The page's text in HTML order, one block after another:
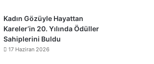
Kadın Gözüyle Hayattan
Kareler’in 20. Yılında Ödüller
Sahiplerini Buldu
17 Haziran 2026